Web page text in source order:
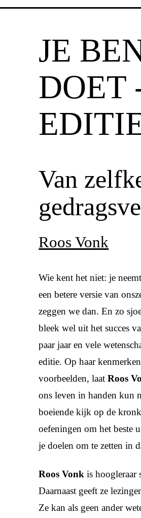
JE
DOET
Van
Roos Vonk
Wie kent het niet: je
een betere versie van
zeggen we dan. En zo
bleek wel uit het succes
paar jaar en vele
editie. Op haar
voorbeelden, laatRoos
ons leven in handen kun­
boeiende kijk op de
oefeningen om het beste
je doelen om te zetten in
Roos Vonkis hoogleraar
Daarnaast geeft ze
Ze kan als geen ander